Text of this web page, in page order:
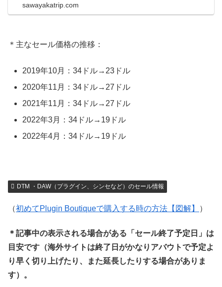
み出...
sawayakatrip.com
＊主なセール価格の推移：
2019年10月：34ドル→23ドル
2020年11月：34ドル→27ドル
2021年11月：34ドル→27ドル
2022年3月：34ドル→19ドル
2022年4月：34ドル→19ドル
DTM ・DAW（プラグイン、シンセなど）のセール情報
（初めてPlugin Boutiqueで購入する時の方法【図解】 ）
＊記事中の表示される場合がある「セール終了予定日」は
目安です（海外サイトは終了日がかなりアバウトで予定よ
り早く切り上げたり、また延長したりする場合がありま
す）。